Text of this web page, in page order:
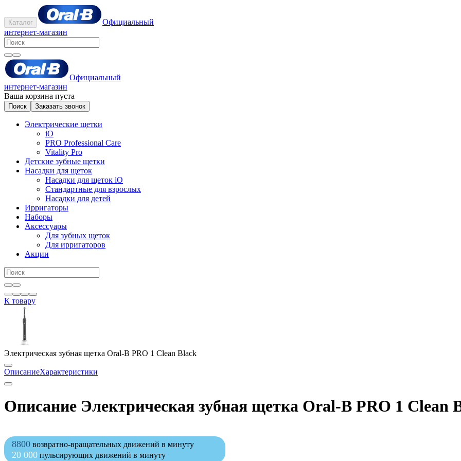
Каталог
Официальный
интернет-магазин
Официальный
интернет-магазин
Ваша корзина пуста
Поиск Заказать звонок
Электрические щетки
iO
PRO Professional Care
Vitality Pro
Детские зубные щетки
Насадки для щеток
Насадки для щеток iO
Стандартные для взрослых
Насадки для детей
Ирригаторы
Наборы
Аксессуары
Для зубных щеток
Для ирригаторов
Акции
К товару
Электрическая зубная щетка Oral-B PRO 1 Clean Black
ОписаниеХарактеристики
Описание Электрическая зубная щетка Oral-B PRO 1 Clean
8800 возвратно-вращательных движений в минуту
20 000 пульсирующих движений в минуту